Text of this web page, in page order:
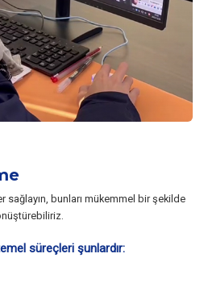
sağlayın, bunları mükemmel bir şekilde
süreçleri şunlardır: